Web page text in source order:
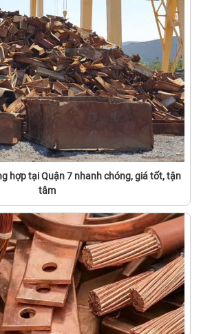
hợp tại Quận 7 nhanh chóng, giá tốt, tận
tâm